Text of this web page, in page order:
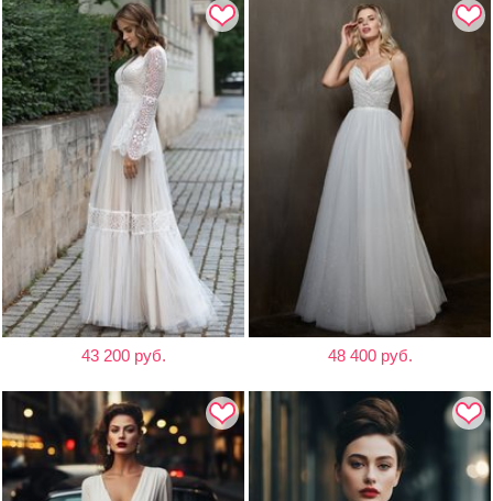
43 200 руб. 48 400 руб.